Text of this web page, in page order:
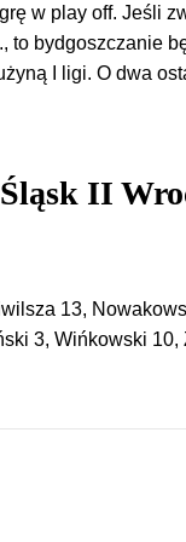
w play off. Jeśli
to bydgoszczanie
I ligi. O dwa
II
13,
3, Wińkowski 10,